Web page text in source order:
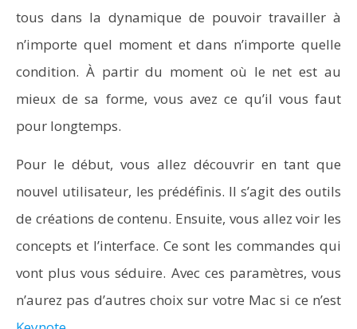
tous dans la dynamique de pouvoir travailler à
n’importe quel moment et dans n’importe quelle
condition. À partir du moment où le net est au
mieux de sa forme, vous avez ce qu’il vous faut
pour longtemps.
Pour le début, vous allez découvrir en tant que
nouvel utilisateur, les prédéfinis. Il s’agit des outils
de créations de contenu. Ensuite, vous allez voir les
concepts et l’interface. Ce sont les commandes qui
vont plus vous séduire. Avec ces paramètres, vous
n’aurez pas d’autres choix sur votre Mac si ce n’est